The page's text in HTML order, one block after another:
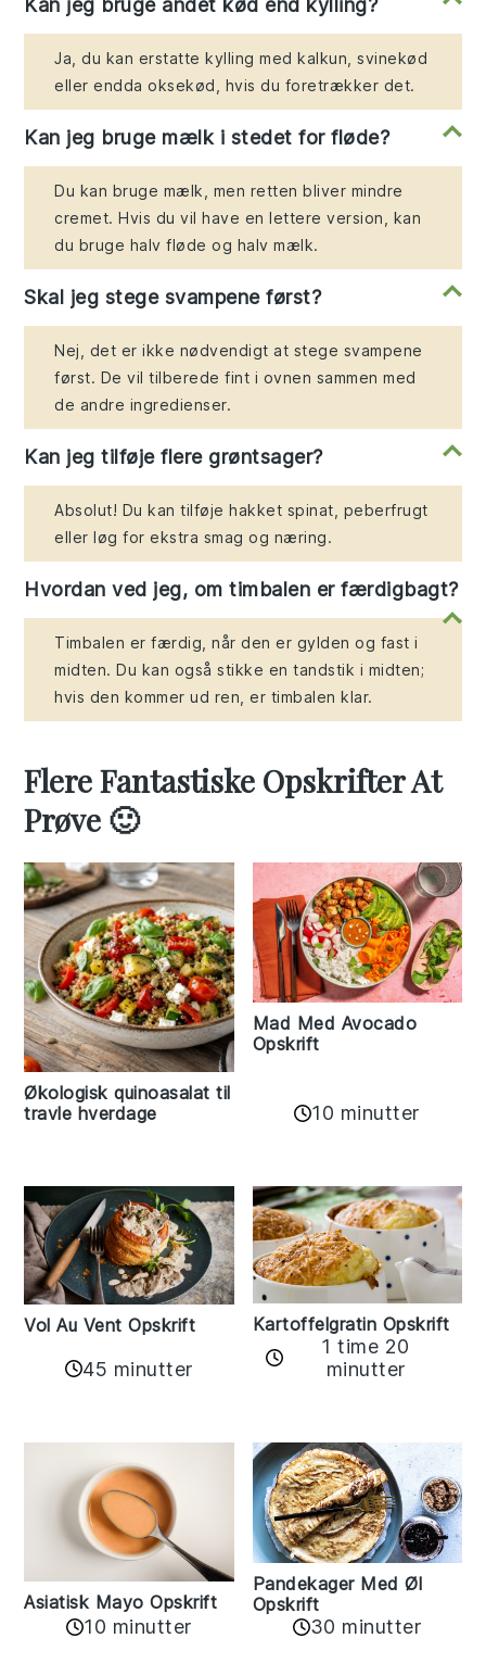
Kan jeg bruge andet kød end kylling?
Ja, du kan erstatte kylling med kalkun, svinekød
eller endda oksekød, hvis du foretrækker det.
Kan jeg bruge mælk i stedet for fløde?
Du kan bruge mælk, men retten bliver mindre
cremet. Hvis du vil have en lettere version, kan
du bruge halv fløde og halv mælk.
Skal jeg stege svampene først?
Nej, det er ikke nødvendigt at stege svampene
først. De vil tilberede fint i ovnen sammen med
de andre ingredienser.
Kan jeg tilføje flere grøntsager?
Absolut! Du kan tilføje hakket spinat, peberfrugt
eller løg for ekstra smag og næring.
Hvordan ved jeg, om timbalen er færdigbagt?
Timbalen er færdig, når den er gylden og fast i
midten. Du kan også stikke en tandstik i midten;
hvis den kommer ud ren, er timbalen klar.
Flere Fantastiske Opskrifter At
Prøve 🙂
Økologisk quinoasalat til
travle hverdage
Mad Med Avocado
Opskrift
10 minutter
Vol Au Vent Opskrift
45 minutter
Kartoffelgratin Opskrift
1 time 20
minutter
Asiatisk Mayo Opskrift
10 minutter
Pandekager Med Øl
Opskrift
30 minutter